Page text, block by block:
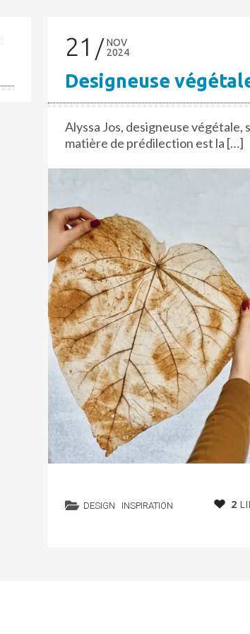
21
NOV
2024
Designeuse
Alyssa Jos, designeuse végétale,
matière de prédilection est la […]
DESIGN INSPIRATION 2